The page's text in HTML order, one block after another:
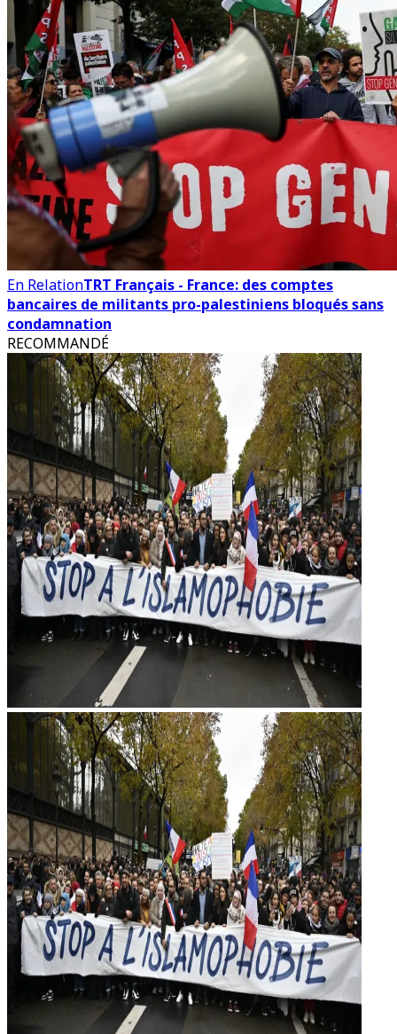
En RelationTRT Français - France: des comptes
bancaires de militants pro-palestiniens bloqués sans
condamnation
RECOMMANDÉ